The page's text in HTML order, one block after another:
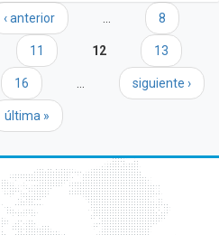
‹ anterior 8
11 12 13
16 siguiente ›
última »